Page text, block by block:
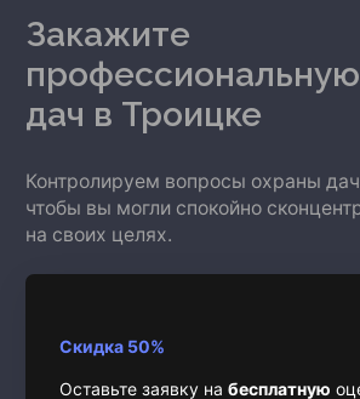
Закажите
дач в Троицке
Контролируем вопросы охраны
чтобы вы могли спокойно
на своих целях.
Скидка 50%
Оставьте заявку на бесплатную